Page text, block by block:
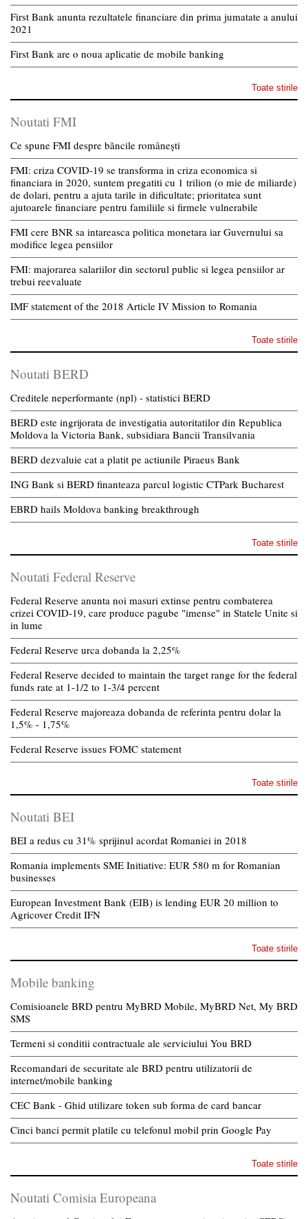
First Bank anunta rezultatele financiare din prima jumatate a anului
2021
First Bank are o noua aplicatie de mobile banking
Toate stirile
Noutati FMI
Ce spune FMI despre băncile românești
FMI: criza COVID-19 se transforma in criza economica si
financiara in 2020, suntem pregatiti cu 1 trilion (o mie de miliarde)
de dolari, pentru a ajuta tarile in dificultate; prioritatea sunt
ajutoarele financiare pentru familiile si firmele vulnerabile
FMI cere BNR sa intareasca politica monetara iar Guvernului sa
modifice legea pensiilor
FMI: majorarea salariilor din sectorul public si legea pensiilor ar
trebui reevaluate
IMF statement of the 2018 Article IV Mission to Romania
Toate stirile
Noutati BERD
Creditele neperformante (npl) - statistici BERD
BERD este ingrijorata de investigatia autoritatilor din Republica
Moldova la Victoria Bank, subsidiara Bancii Transilvania
BERD dezvaluie cat a platit pe actiunile Piraeus Bank
ING Bank si BERD finanteaza parcul logistic CTPark Bucharest
EBRD hails Moldova banking breakthrough
Toate stirile
Noutati Federal Reserve
Federal Reserve anunta noi masuri extinse pentru combaterea
crizei COVID-19, care produce pagube "imense" in Statele Unite si
in lume
Federal Reserve urca dobanda la 2,25%
Federal Reserve decided to maintain the target range for the federal
funds rate at 1-1/2 to 1-3/4 percent
Federal Reserve majoreaza dobanda de referinta pentru dolar la
1,5% - 1,75%
Federal Reserve issues FOMC statement
Toate stirile
Noutati BEI
BEI a redus cu 31% sprijinul acordat Romaniei in 2018
Romania implements SME Initiative: EUR 580 m for Romanian
businesses
European Investment Bank (EIB) is lending EUR 20 million to
Agricover Credit IFN
Toate stirile
Mobile banking
Comisioanele BRD pentru MyBRD Mobile, MyBRD Net, My BRD
SMS
Termeni si conditii contractuale ale serviciului You BRD
Recomandari de securitate ale BRD pentru utilizatorii de
internet/mobile banking
CEC Bank - Ghid utilizare token sub forma de card bancar
Cinci banci permit platile cu telefonul mobil prin Google Pay
Toate stirile
Noutati Comisia Europeana